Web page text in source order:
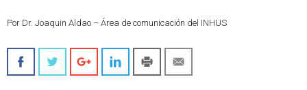
Por Dr. Joaquin Aldao – Área de comunicación del INHUS